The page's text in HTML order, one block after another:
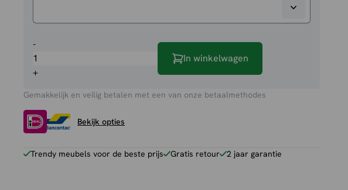
-Buffetkast
Bologna
aantal
+
In winkelwagen
Gemakkelijk en veilig betalen met een van onze betaalmethodes
Bekijk opties
Trendy meubels voor de beste prijs Gratis retour 2 jaar garantie